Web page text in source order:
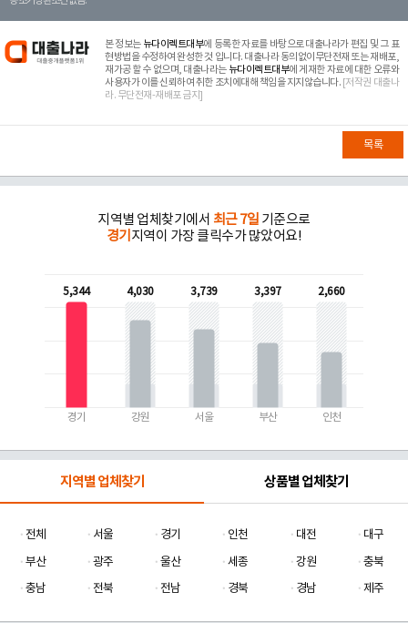
본 정보는 뉴다이렉트대부에 등록한 자료를 바탕으로 대출나라가 편집 및 그 표
현방법을 수정하여 완성한 것 입니다. 대출나라 동의없이무단전재 또는 재배포,
재가공 할 수 없으며, 대출나라는 뉴다이렉트대부에 게재한 자료에 대한 오류와
사용자가 이를 신뢰하여 취한 조치에대해 책임을 지지않습니다. [저작권 대출나
라. 무단전재-재배포 금지]
목록
지역별 업체찾기에서 최근 7일 기준으로
경기 지역이 가장 클릭수가 많았어요!
5,344
경기
4,030
강원
3,739
서울
3,397
부산
2,660
인천
지역별 업체찾기 상품별 업체찾기
전체 서울 경기 인천 대전
대구
부산
광주 울산 세종 강원
충북
충남
전북 전남 경북 경남 제주